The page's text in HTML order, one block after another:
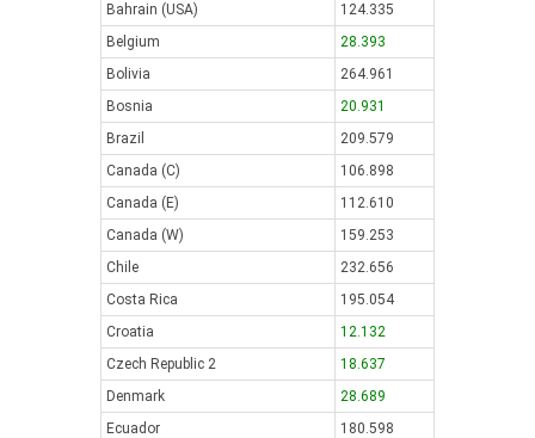
Bahrain (USA)
124.335
Belgium
28.393
Bolivia
264.961
Bosnia
20.931
Brazil
209.579
Canada (C)
106.898
Canada (E)
112.610
Canada (W)
159.253
Chile
232.656
Costa Rica
195.054
Croatia
12.132
Czech Republic 2
18.637
Denmark
28.689
Ecuador
180.598